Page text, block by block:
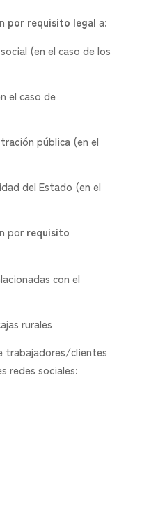
por requisito legal a:
(en el caso de los
el caso de
pública (en el
del Estado (en el
por requisito
con el
rurales
trabajadores/clientes
redes sociales: